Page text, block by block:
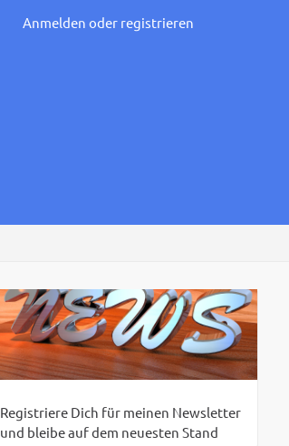
Anmelden oder registrieren
Registriere Dich für meinen Newsletter
und bleibe auf dem neuesten Stand